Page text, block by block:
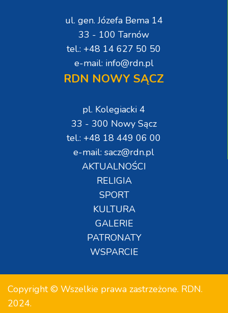
ul. gen. Józefa Bema 14
33 - 100 Tarnów
tel.: +48 14 627 50 50
e-mail: info@rdn.pl
RDN NOWY SĄCZ
pl. Kolegiacki 4
33 - 300 Nowy Sącz
tel.: +48 18 449 06 00
e-mail: sacz@rdn.pl
AKTUALNOŚCI
RELIGIA
SPORT
KULTURA
GALERIE
PATRONATY
WSPARCIE
Copyright © Wszelkie prawa zastrzeżone. RDN.
2024.